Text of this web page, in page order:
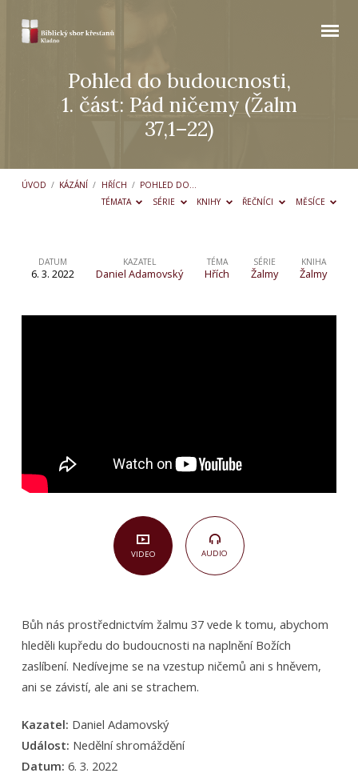
Pohled do budoucnosti,
1. část: Pád ničemy (Žalm
37,1–22)
ÚVOD / KÁZÁNÍ / HŘÍCH / POHLED DO…
TÉMATA
SÉRIE KNIHY ŘEČNÍCI MĚSÍCE
Pohled
DATUM
6. 3. 2022
KAZATEL
Daniel Adamovský
TÉMA
Hřích
SÉRIE
Žalmy
KNIHA
Žalmy
VIDEO AUDIO
Bůh nás prostřednictvím žalmu 37 vede k tomu, abychom
hleděli kupředu do budoucnosti na naplnění Božích
zaslíbení. Nedívejme se na vzestup ničemů ani s hněvem,
ani se závistí, ale ani se strachem.
Kazatel: Daniel Adamovský
Událost: Nedělní shromáždění
Datum: 6. 3. 2022